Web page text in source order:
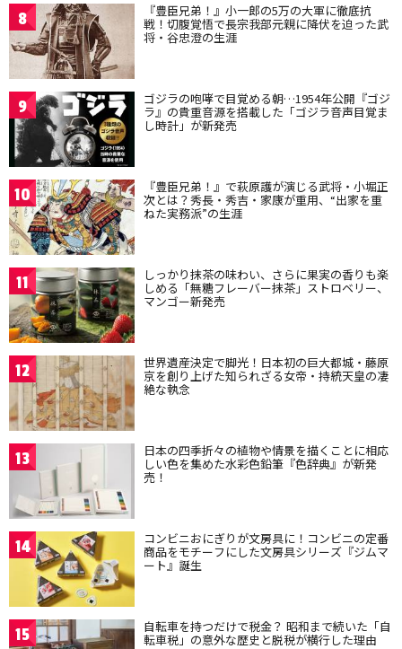
8 『豊臣兄弟！』小一郎の5万の大軍に徹底抗
戦！切腹覚悟で長宗我部元親に降伏を迫った武
将・谷忠澄の生涯
9 ゴジラの咆哮で目覚める朝…1954年公開『ゴジ
ラ』の貴重音源を搭載した「ゴジラ音声目覚ま
し時計」が新発売
10 『豊臣兄弟！』で萩原護が演じる武将・小堀正
次とは？秀長・秀吉・家康が重用、“出家を重
ねた実務派”の生涯
11 しっかり抹茶の味わい、さらに果実の香りも楽
しめる「無糖フレーバー抹茶」ストロベリー、
マンゴー新発売
12 世界遺産決定で脚光！日本初の巨大都城・藤原
京を創り上げた知られざる女帝・持統天皇の凄
絶な執念
13 日本の四季折々の植物や情景を描くことに相応
しい色を集めた水彩色鉛筆『色辞典』が新発
売！
14 コンビニおにぎりが文房具に！コンビニの定番
商品をモチーフにした文房具シリーズ『ジムマ
ート』誕生
15 自転車を持つだけで税金？ 昭和まで続いた「自
転車税」の意外な歴史と脱税が横行した理由